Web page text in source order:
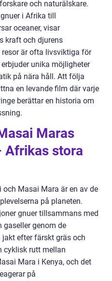
och naturälskare.
i Afrika till
oceaner, visar
kraft och djurens
är ofta livsviktiga för
unika möjligheter
på nära håll. Att följa
en levande film där varje
berättar en historia om
Maras
Afrikas stora
och Masai Mara är en av de
på planeten.
gnuer tillsammans med
gaseller genom de
efter färskt gräs och
cyklisk rutt mellan
Mara i Kenya, och det
på